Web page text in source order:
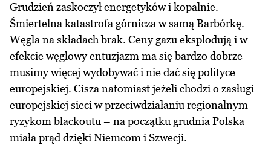
Grudzień zaskoczył energetyków i kopalnie.
Śmiertelna katastrofa górnicza w samą Barbórkę.
Węgla na składach brak. Ceny gazu eksplodują i w
efekcie węglowy entuzjazm ma się bardzo dobrze –
musimy więcej wydobywać i nie dać się polityce
europejskiej. Cisza natomiast jeżeli chodzi o zasługi
europejskiej sieci w przeciwdziałaniu regionalnym
ryzykom blackoutu – na początku grudnia Polska
miała prąd dzięki Niemcom i Szwecji.